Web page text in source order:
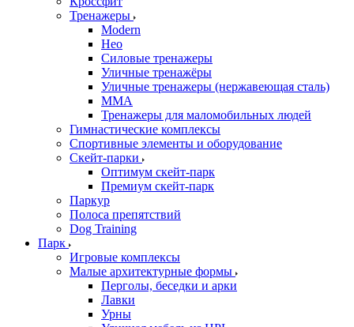
Тренажеры
Modern
Нео
Силовые тренажеры
Уличные тренажёры
Уличные тренажеры (нержавеющая сталь)
ММА
Тренажеры для маломобильных людей
Гимнастические комплексы
Спортивные элементы и оборудование
Скейт-парки
Оптимум скейт-парк
Премиум скейт-парк
Паркур
Полоса препятствий
Dog Training
Парк
Игровые комплексы
Малые архитектурные формы
Перголы, беседки и арки
Лавки
Урны